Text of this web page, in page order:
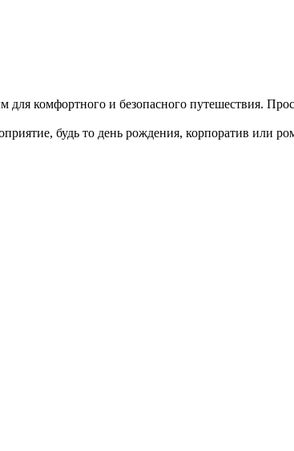
комфортного и безопасного путешествия.
будь то день рождения, корпоратив или